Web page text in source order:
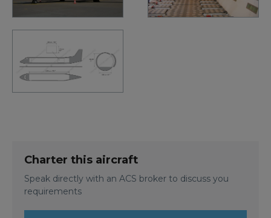
Charter this aircraft
Speak directly with an ACS broker to discuss you
requirements